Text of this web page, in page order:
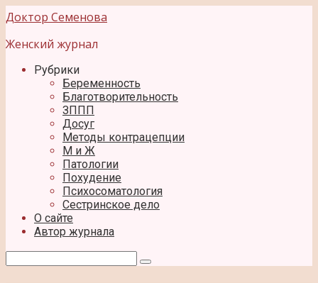
Перейти
к
контенту
Доктор Семенова
Женский журнал
Рубрики
Беременность
Благотворительность
ЗППП
Досуг
Методы контрацепции
М и Ж
Патологии
Похудение
Психосоматология
Сестринское дело
О сайте
Автор журнала
Поиск: